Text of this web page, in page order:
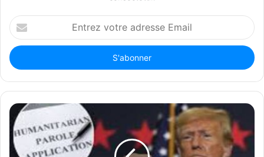
Entrez
votre
adresse
Email